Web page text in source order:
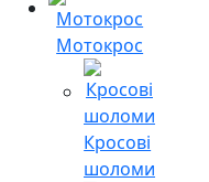
Мотокрос
Кросові
шоломи